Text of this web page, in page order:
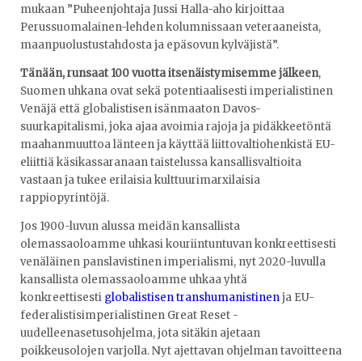
mukaan ”Puheenjohtaja Jussi Halla-aho kirjoittaa
Perussuomalainen-lehden kolumnissaan veteraaneista,
maanpuolustustahdosta ja epäsovun kylväjistä”.
Tänään, runsaat 100 vuotta itsenäistymisemme jälkeen,
Suomen uhkana ovat sekä potentiaalisesti imperialistinen
Venäjä että globalistisen isänmaaton Davos-
suurkapitalismi, joka ajaa avoimia rajoja ja pidäkkeetöntä
maahanmuuttoa länteen ja käyttää liittovaltiohenkistä EU-
eliittiä käsikassaranaan taistelussa kansallisvaltioita
vastaan ja tukee erilaisia kulttuurimarxilaisia
rappiopyrintöjä.
Jos 1900-luvun alussa meidän kansallista
olemassaoloamme uhkasi kouriintuntuvan konkreettisesti
venäläinen panslavistinen imperialismi, nyt 2020-luvulla
kansallista olemassaoloamme uhkaa yhtä
konkreettisesti globalistisen transhumanistinenja EU-
federalistisimperialistinen Great Reset -
uudelleenasetusohjelma, jota sitäkin ajetaan
poikkeusolojen varjolla. Nyt ajettavan ohjelman tavoitteena